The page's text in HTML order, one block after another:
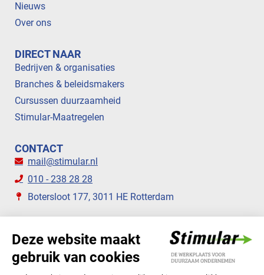
Nieuws
Over ons
DIRECT NAAR
Bedrijven & organisaties
Branches & beleidsmakers
Cursussen duurzaamheid
Stimular-Maatregelen
CONTACT
mail@stimular.nl
010 - 238 28 28
Botersloot 177, 3011 HE Rotterdam
STIMULAR NIEUWSBRIEVEN